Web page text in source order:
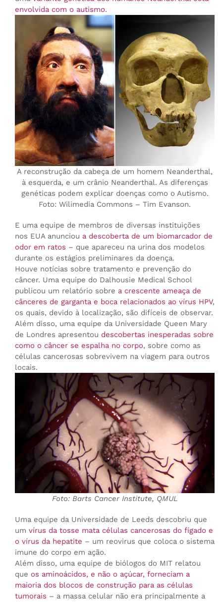
envolvida com o autismo.
A reconstrução da cabeça de um homem Neanderthal,
à esquerda, e um crânio Neanderthal. As diferenças
genéticas podem explicar doenças como o Autismo.
Foto: Wilimedia Commons – Tim Evanson.
E uma equipe de membros de diversas instituições
nos EUA anunciou a descoberta de um biomarcador de
odor em ratos – que apareceu na urina dos modelos
durante os estágios preliminares da doença.
Houve notícias sobre tratamento e prevenção do
câncer. Uma equipe do Dalhousie Medical School
publicou um relatório sobre a crescente ameaça de
cânceres de garganta e boca relacionados ao vírus HPV,
os quais, devido à localização, são difíceis de observar.
Além disso, uma equipe da Universidade Queen Mary
de Londres apresentou descobertas inesperadas sobre
como o câncer se espalha no corpo, sobre como as
células cancerosas sobrevivem na viagem para outros
locais.
Foto: Barts Cancer Institute, QMUL
Uma equipe da Universidade de Leeds descobriu que
um vírus da tosse mata células cancerosas do fígado e
o vírus da hepatite – um reovirus que coloca o sistema
imune do corpo em ação.
Além disso, uma equipe de biólogos do MIT relatou
que os aminoácidos, e não o açúcar, forneciam a
maioria dos blocos de construção para as células
tumorais – a massa celular não era principalmente a